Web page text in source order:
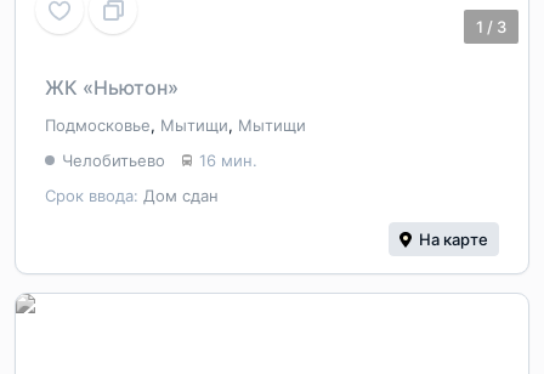
1 / 3
ЖК «Ньютон»
Подмосковье, Мытищи, Мытищи
Срок ввода: Дом сдан
Челобитьево 16 мин.
На карте